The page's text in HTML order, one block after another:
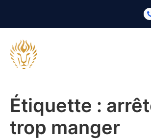
Étiquette :
trop manger